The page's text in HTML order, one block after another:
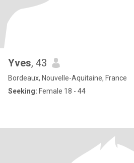
Yves, 43
Bordeaux, Nouvelle-Aquitaine, France
Seeking: Female 18 - 44